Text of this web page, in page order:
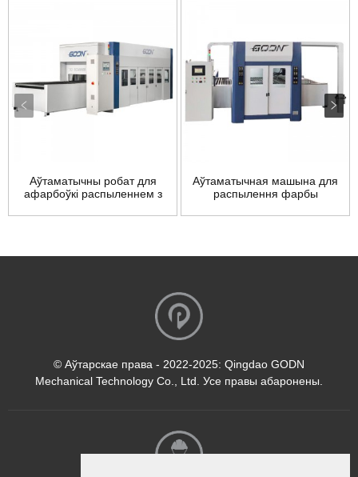
Аўтаматычны робат для
афарбоўкі распыленнем з
Аўтаматычная машына для
распылення фарбы
© Аўтарскае права - 2022-2025: Qingdao GODN
Mechanical Technology Co., Ltd. Усе правы абаронены.